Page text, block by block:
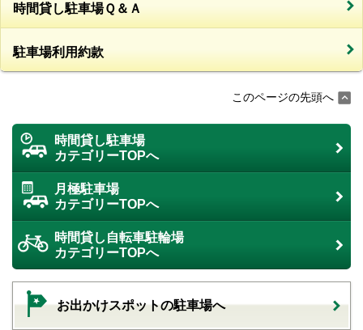
時間貸し駐車場Ｑ＆Ａ
駐車場利用約款
このページの先頭へ
時間貸し駐車場
カテゴリーTOPへ
月極駐車場
カテゴリーTOPへ
時間貸し自転車駐輪場
カテゴリーTOPへ
お出かけスポットの駐車場へ